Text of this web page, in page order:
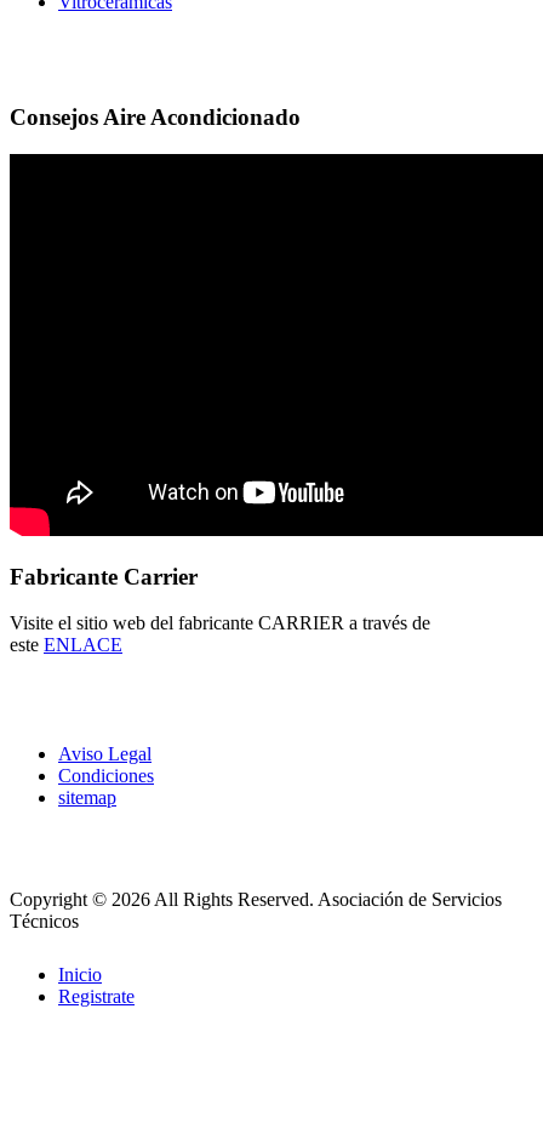
Consejos Aire Acondicionado
Fabricante Carrier
Visite el sitio web del fabricante CARRIER a través de
este ENLACE
Aviso Legal
Condiciones
sitemap
Copyright © 2026 All Rights Reserved. Asociación de Servicios
Técnicos
Inicio
Registrate